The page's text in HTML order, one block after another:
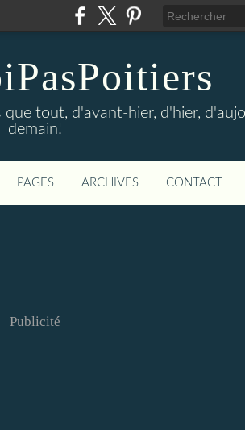
tout, d'avant-hier, d'hier,
demain!
PAGES ARCHIVES CONTACT
Publicité